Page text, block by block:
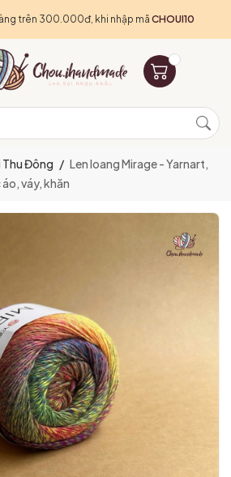
trên 300.000đ, khi nhập mã CHOUI10
Thu Đông / Len loang Mirage - Yarnart,
váy, khăn